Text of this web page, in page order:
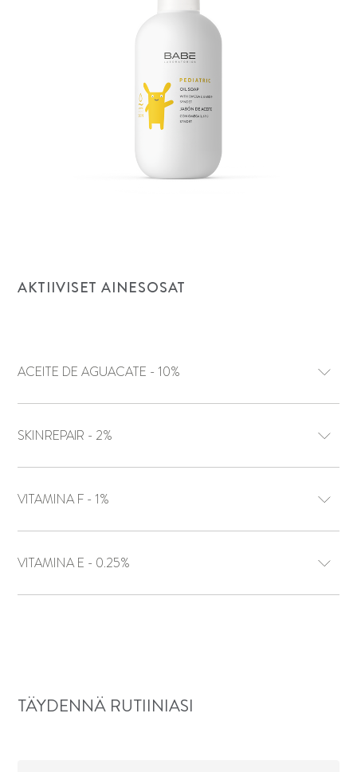
AKTIIVISET AINESOSAT
ACEITE DE AGUACATE - 10%
SKINREPAIR - 2%
VITAMINA F - 1%
VITAMINA E - 0.25%
TÄYDENNÄ RUTIINIASI